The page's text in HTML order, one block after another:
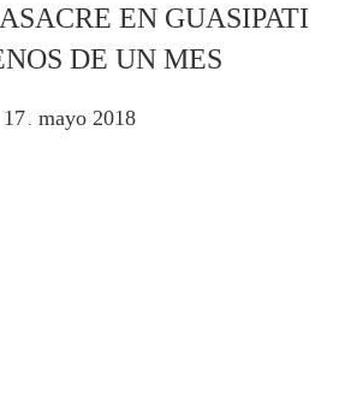
EN GUASIPATI
DE UN MES
17 mayo 2018